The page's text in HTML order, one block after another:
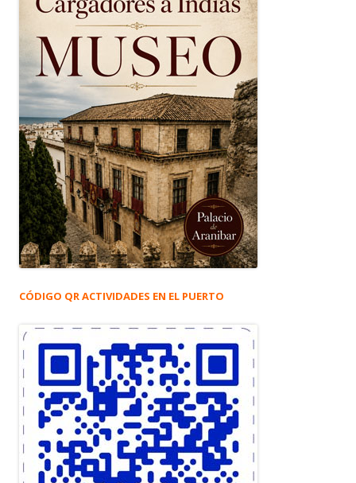
CÓDIGO QR ACTIVIDADES EN EL PUERTO